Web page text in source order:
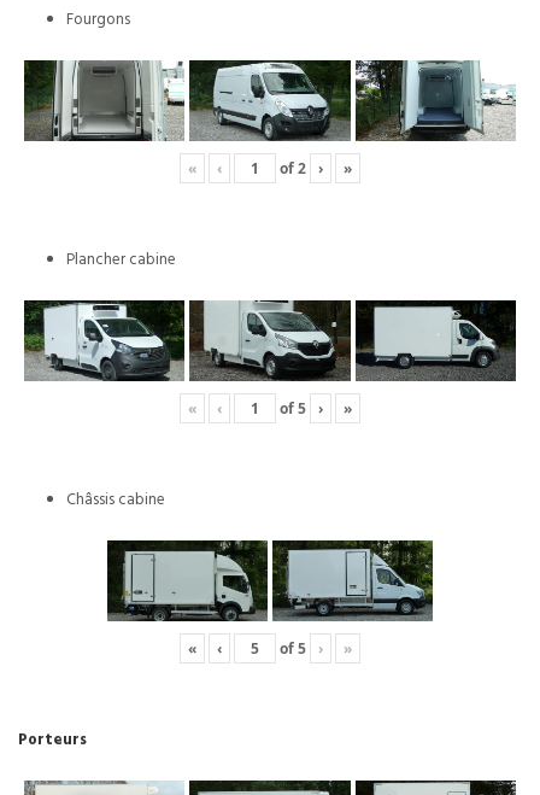
Fourgons
« ‹ of2 › »
Plancher cabine
« ‹ of5 › »
Châssis cabine
« ‹ of5 › »
Porteurs